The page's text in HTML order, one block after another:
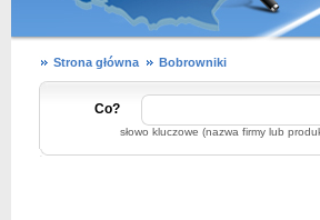
Strona główna Bobrowniki
Co?
słowo kluczowe (nazwa firmy lub